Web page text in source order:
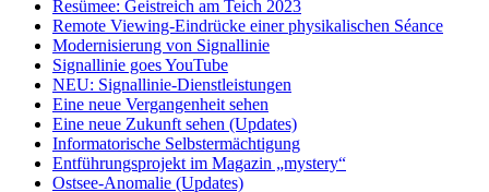
Resümee: Geistreich am Teich 2023
Remote Viewing-Eindrücke einer physikalischen Séance
Modernisierung von Signallinie
Signallinie goes YouTube
NEU: Signallinie-Dienstleistungen
Eine neue Vergangenheit sehen
Eine neue Zukunft sehen (Updates)
Informatorische Selbstermächtigung
Entführungsprojekt im Magazin „mystery“
Ostsee-Anomalie (Updates)